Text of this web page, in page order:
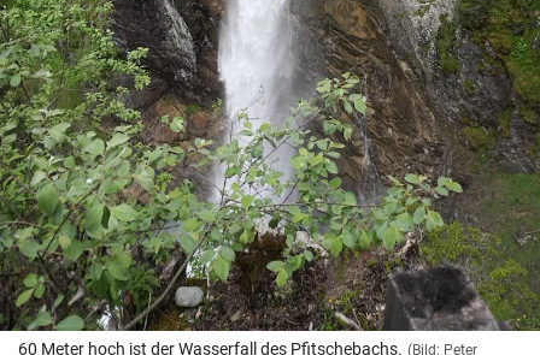
60 Meter hoch ist der Wasserfall des Pfitschebachs. (Bild: Peter